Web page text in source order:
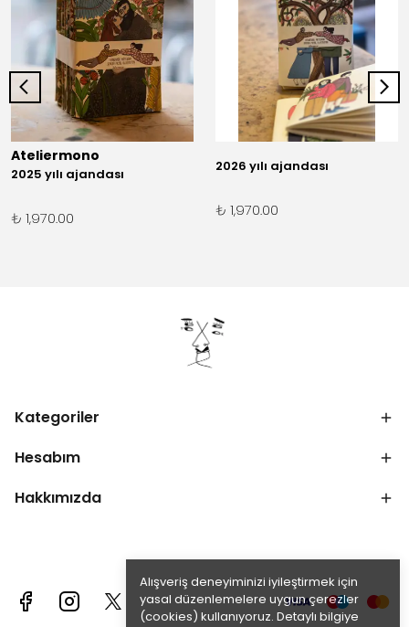
Alışveriş deneyiminizi iyileştirmek için
yasal düzenlemelere uygun çerezler
(cookies) kullanıyoruz. Detaylı bilgiye
Ateliermono
2025 yılı ajandası
₺ 1,970.00
2026 yılı ajandası
₺ 1,970.00
Kategoriler
Hesabım
Hakkımızda